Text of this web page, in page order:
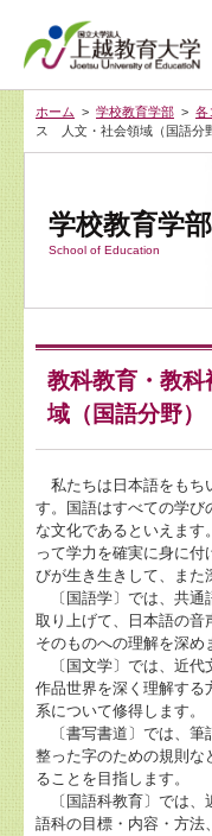
ホーム > 学校教育学部 > 各
ス 人文・社会領域（国語分
学校教育学部
School of Education
教科教育・教
域（国語分野）
私たちは日本語をもち
す。国語はすべての学び
な文化であるといえます
って学力を確実に身に
びが生き生きして、また
〔国語学〕では、共通
取り上げて、日本語の音
そのものへの理解を深め
〔国文学〕では、近代
作品世界を深く理解する
系について修得します。
〔書写書道〕では、筆
整った字のための規則な
ることを目指します。
〔国語科教育〕では、
語科の目標・内容・方法